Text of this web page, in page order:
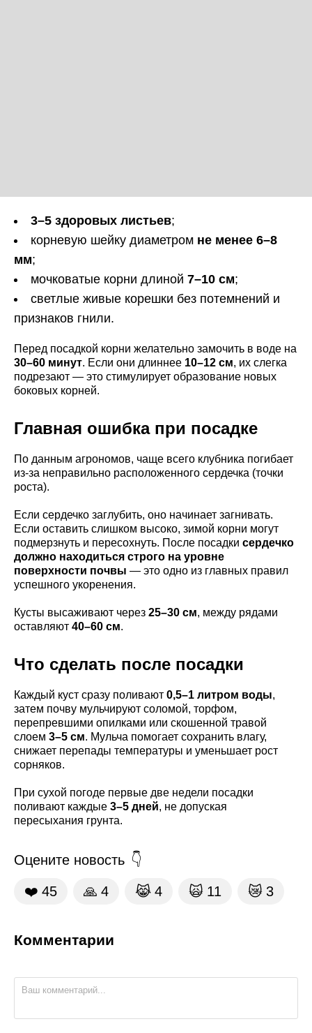
3–5 здоровых листьев;
корневую шейку диаметром не менее 6–8
мм;
мочковатые корни длиной 7–10 см;
светлые живые корешки без потемнений и
признаков гнили.
Перед посадкой корни желательно замочить в воде на
30–60 минут. Если они длиннее 10–12 см, их слегка
подрезают — это стимулирует образование новых
боковых корней.
Главная ошибка при посадке
По данным агрономов, чаще всего клубника погибает
из-за неправильно расположенного сердечка (точки
роста).
Если сердечко заглубить, оно начинает загнивать.
Если оставить слишком высоко, зимой корни могут
подмерзнуть и пересохнуть. После посадки сердечко
должно находиться строго на уровне
поверхности почвы — это одно из главных правил
успешного укоренения.
Кусты высаживают через 25–30 см, между рядами
оставляют 40–60 см.
Что сделать после посадки
Каждый куст сразу поливают 0,5–1 литром воды,
затем почву мульчируют соломой, торфом,
перепревшими опилками или скошенной травой
слоем 3–5 см. Мульча помогает сохранить влагу,
снижает перепады температуры и уменьшает рост
сорняков.
При сухой погоде первые две недели посадки
поливают каждые 3–5 дней, не допуская
пересыхания грунта.
Оцените новость
❤️ 45 🙏 4 😹 4 🙀 11 😿 3
Комментарии